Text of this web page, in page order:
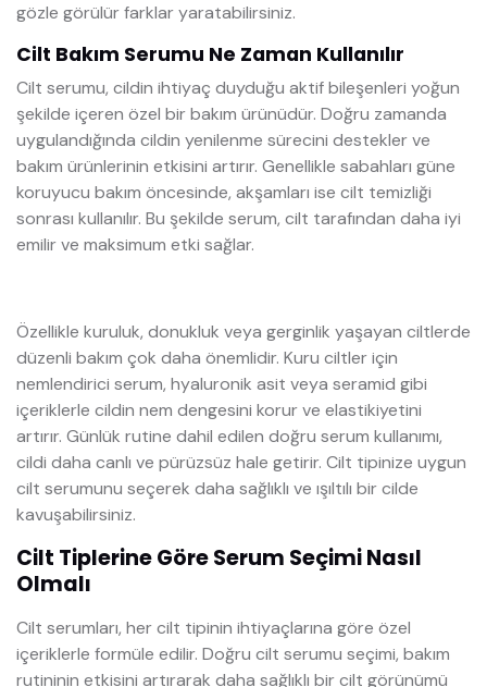
gözle görülür farklar yaratabilirsiniz.
Cilt Bakım Serumu Ne Zaman Kullanılır
Cilt serumu, cildin ihtiyaç duyduğu aktif bileşenleri yoğun
şekilde içeren özel bir bakım ürünüdür. Doğru zamanda
uygulandığında cildin yenilenme sürecini destekler ve
bakım ürünlerinin etkisini artırır. Genellikle sabahları güne
koruyucu bakım öncesinde, akşamları ise cilt temizliği
sonrası kullanılır. Bu şekilde serum, cilt tarafından daha iyi
emilir ve maksimum etki sağlar.
Özellikle kuruluk, donukluk veya gerginlik yaşayan ciltlerde
düzenli bakım çok daha önemlidir. Kuru ciltler için
nemlendirici serum, hyaluronik asit veya seramid gibi
içeriklerle cildin nem dengesini korur ve elastikiyetini
artırır. Günlük rutine dahil edilen doğru serum kullanımı,
cildi daha canlı ve pürüzsüz hale getirir. Cilt tipinize uygun
cilt serumunu seçerek daha sağlıklı ve ışıltılı bir cilde
kavuşabilirsiniz.
Cilt Tiplerine Göre Serum Seçimi Nasıl
Olmalı
Cilt serumları, her cilt tipinin ihtiyaçlarına göre özel
içeriklerle formüle edilir. Doğru cilt serumu seçimi, bakım
rutininin etkisini artırarak daha sağlıklı bir cilt görünümü